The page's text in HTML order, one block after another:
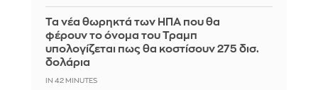
Τα νέα θωρηκτά των ΗΠΑ που θα
φέρουν το όνομα του Τραμπ
υπολογίζεται πως θα κοστίσουν 275 δισ.
δολάρια
IN 42 MINUTES